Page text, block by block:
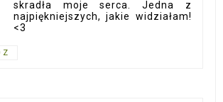
skradła moje serca. Jedna z
najpiękniejszych, jakie widziałam!
<3